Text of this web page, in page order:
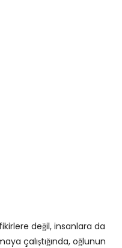
değil, insanlara da
çalıştığında, oğlunun